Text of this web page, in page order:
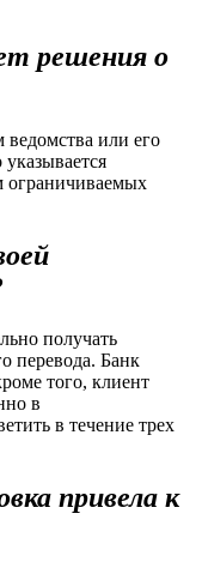
решения о
ведомства или его
ограничиваемых
получать
перевода. Банк
того, клиент
в
в течение трех
привела к